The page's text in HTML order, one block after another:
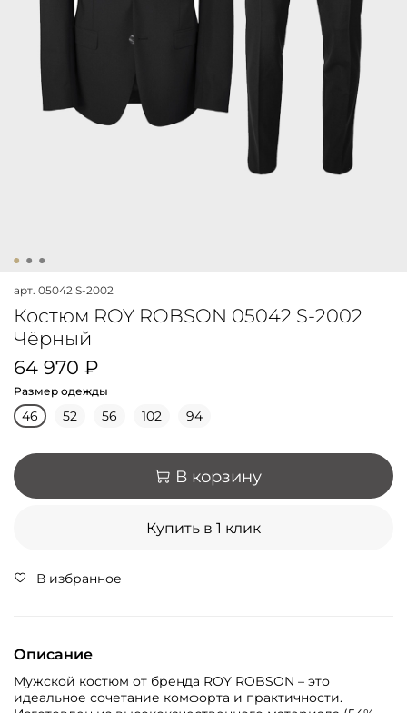
арт. 05042 S-2002
Костюм ROY ROBSON 05042 S-2002
Чёрный
64 970 ₽
Размер одежды
46 52 56 102 94
В корзину
Купить в 1 клик
В избранное
Описание
Мужской костюм от бренда ROY ROBSON – это
идеальное сочетание комфорта и практичности.